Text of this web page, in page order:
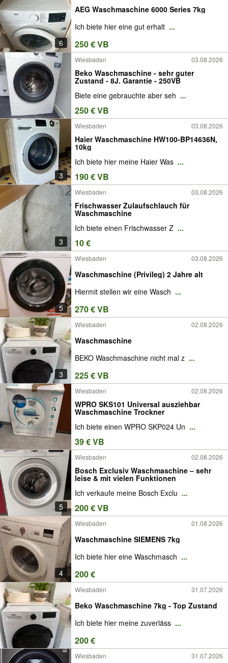
6
AEG Waschmaschine 6000 Series 7kg
Ich biete hier eine gut erhalt ...
250 € VB
Wiesbaden 03.08.2026
Beko Waschmaschine - sehr guter
Zustand - 8J. Garantie - 250VB
Biete eine gebrauchte aber seh ...
250 € VB
3
Wiesbaden 03.08.2026
Haier Waschmaschine HW100-BP14636N,
10kg
Ich biete hier meine Haier Was ...
190 € VB
3
Wiesbaden 03.08.2026
Frischwasser Zulaufschlauch für
Waschmaschine
Ich biete einen Frischwasser Z ...
10 €
5
Wiesbaden 03.08.2026
Waschmaschine (Privileg) 2 Jahre alt
Hiermit stellen wir eine Wasch ...
270 € VB
3
Wiesbaden 02.08.2026
Waschmaschine
BEKO Waschmaschine nicht mal z ...
225 € VB
Wiesbaden 02.08.2026
WPRO SKS101 Universal ausziehbar
Waschmaschine Trockner
Ich biete einen WPRO SKP024 Un ...
39 € VB
5
Wiesbaden 02.08.2026
Bosch Exclusiv Waschmaschine – sehr
leise & mit vielen Funktionen
Ich verkaufe meine Bosch Exclu ...
200 € VB
4
Wiesbaden 01.08.2026
Waschmaschine SIEMENS 7kg
Ich biete hier eine Waschmasch ...
200 €
Wiesbaden 31.07.2026
Beko Waschmaschine 7kg - Top Zustand
Ich biete hier meine zuverläss ...
200 €
Wiesbaden 31.07.2026